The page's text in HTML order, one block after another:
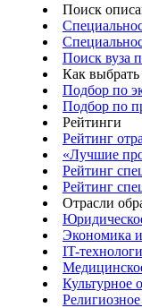
Поиск
Поиск вуза
Как выбрать
Подбор по
Подбор по
Рейтинги
Рейтинг
«Лучшие
Рейтинг
Рейтинг
Отрасли
Экономика
IT-
Культурное